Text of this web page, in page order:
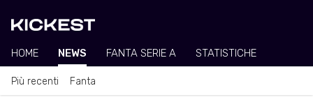
HOME NEWS FANTA SERIE A STATISTICHE
Più recenti Fanta